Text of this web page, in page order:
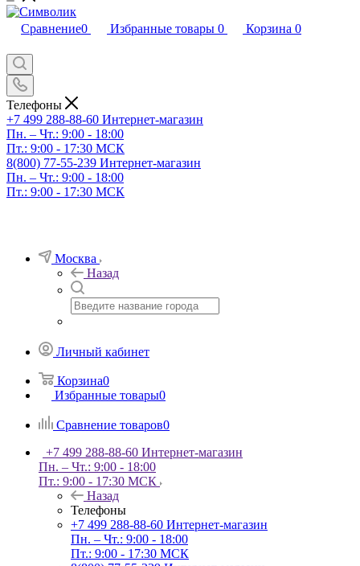
Сравнение0 Избранные товары 0 Корзина 0
Телефоны
+7 499 288-88-60 Интернет-магазин
Пн. – Чт.: 9:00 - 18:00
Пт.: 9:00 - 17:30 МСК
8(800) 77-55-239 Интернет-магазин
Пн. – Чт.: 9:00 - 18:00
Пт.: 9:00 - 17:30 МСК
Москва
Назад
Личный кабинет
Корзина0
Избранные товары0
Сравнение товаров0
+7 499 288-88-60 Интернет-магазин
Пн. – Чт.: 9:00 - 18:00
Пт.: 9:00 - 17:30 МСК
Назад
Телефоны
+7 499 288-88-60 Интернет-магазин
Пн. – Чт.: 9:00 - 18:00
Пт.: 9:00 - 17:30 МСК